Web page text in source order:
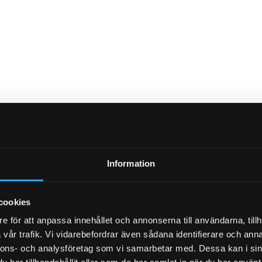
Information
för att anpassa innehållet och annonserna till användarna,
trafik. Vi vidarebefordrar även sådana identifierare och
och analysföretag som vi samarbetar med. Dessa kan i
PRENUMERERA